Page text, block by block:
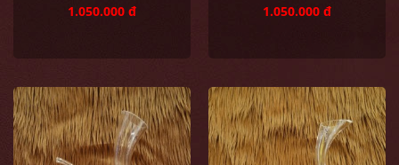
1.050.000 đ
1.050.000 đ